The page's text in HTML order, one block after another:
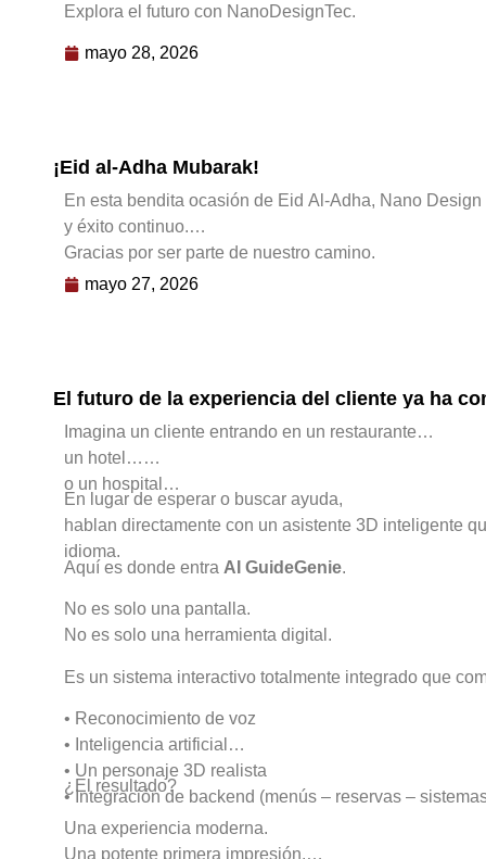
Explora el futuro con NanoDesignTec.
mayo 28, 2026
¡Eid al-Adha Mubarak!
En esta bendita ocasión de Eid Al-Adha, Nano
y éxito continuo.
Gracias por ser parte de nuestro camino.
mayo 27, 2026
El futuro de la experiencia del cliente ya ha
Imagina un cliente entrando en un restaurante…
un hotel…
o un hospital…
En lugar de esperar o buscar ayuda,
hablan directamente con un asistente 3D inteligente
idioma.
Aquí es donde entra AI GuideGenie.
No es solo una pantalla.
No es solo una herramienta digital.
Es un sistema interactivo totalmente integrado que
• Reconocimiento de voz
• Inteligencia artificial
• Un personaje 3D realista
• Integración de backend (menús – reservas –
¿El resultado?
Una experiencia moderna.
Una potente primera impresión.